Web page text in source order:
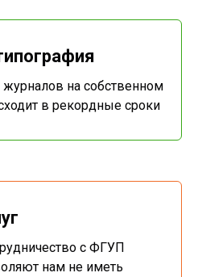
на собственном
в рекордные сроки
с ФГУП
нам не иметь